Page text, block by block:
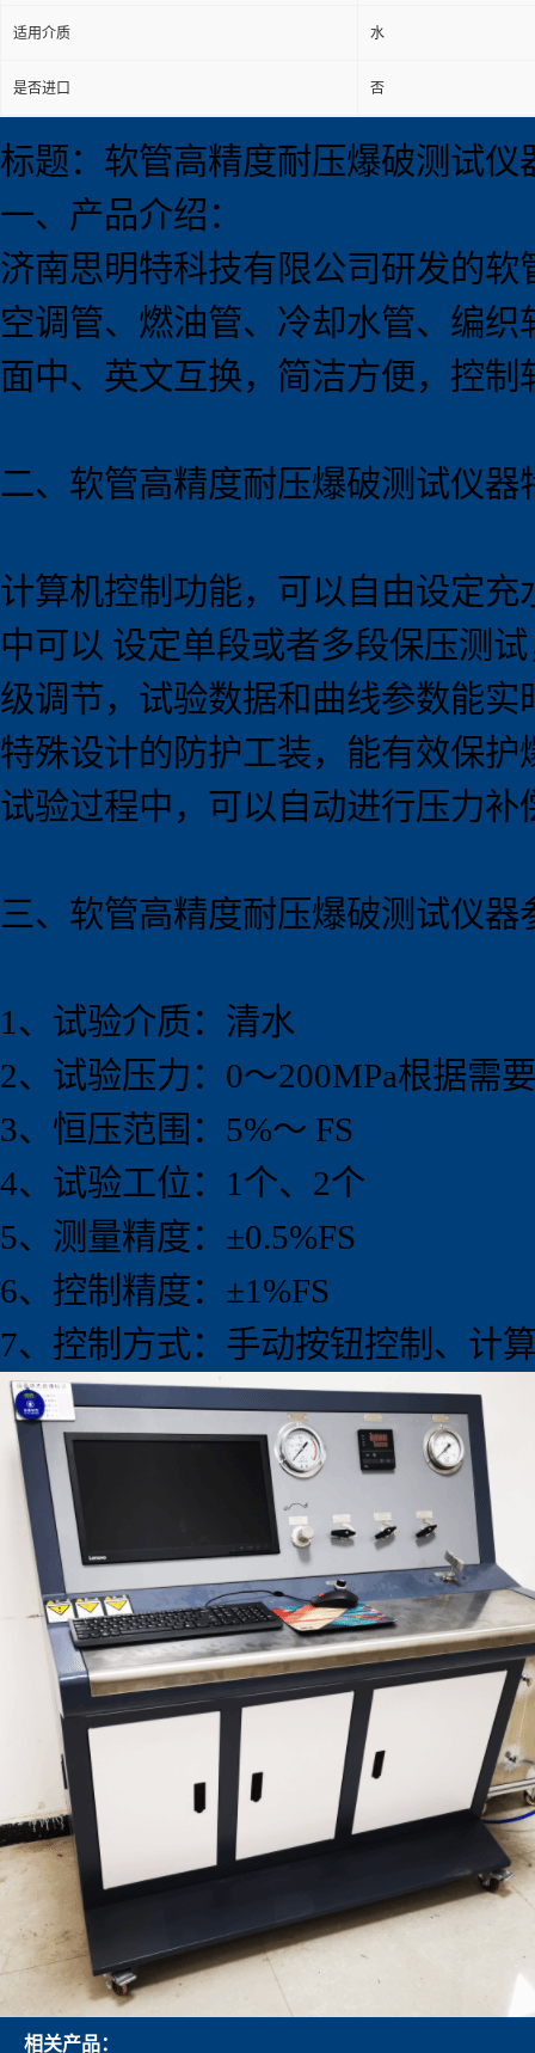
适用介质 水
是否进口 否
标题：软管高精度耐压爆破测试仪
一、产品介绍：
济南思明特科技有限公司研发的
空调管、燃油管、冷却水管、编
面中、英文互换，简洁方便，控
二、软管高精度耐压爆破测试仪器
计算机控制功能，可以自由设定
中可以 设定单段或者多段保压测
级调节，试验数据和曲线参数能
特殊设计的防护工装，能有效保
试验过程中，可以自动进行压力
三、软管高精度耐压爆破测试仪器
1、试验介质：清水
2、试验压力：0～200MPa根据需
3、恒压范围：5%～ FS
4、试验工位：1个、2个
5、测量精度：±0.5%FS
6、控制精度：±1%FS
7、控制方式：手动按钮控制、计
相关产品：